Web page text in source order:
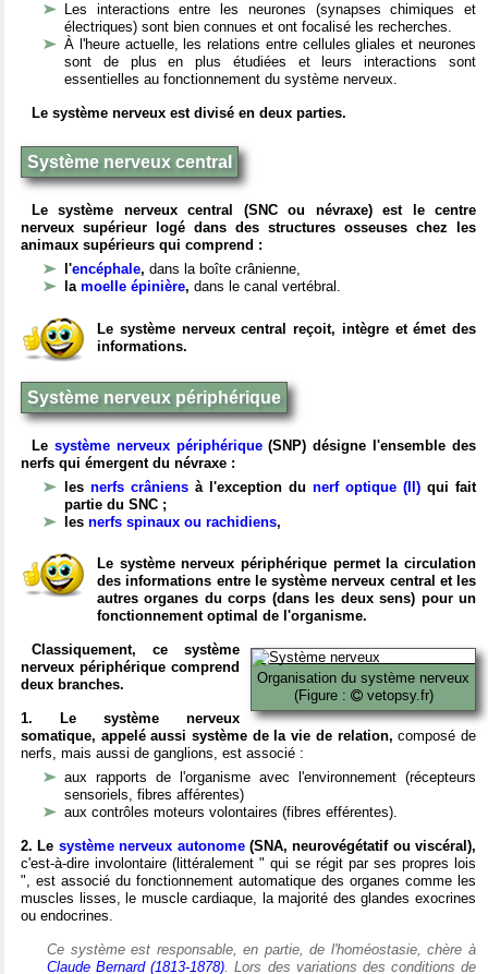
Les interactions entre les neurones (synapses chimiques et
électriques) sont bien connues et ont focalisé les recherches.
À l'heure actuelle, les relations entre cellules gliales et neurones
sont de plus en plus étudiées et leurs interactions sont
essentielles au fonctionnement du système nerveux.
Le système nerveux est divisé en deux parties.
Système nerveux central
Le système nerveux central (SNC ou névraxe) est le centre
nerveux supérieur logé dans des structures osseuses chez les
animaux supérieurs qui comprend :
l'encéphale, dans la boîte crânienne,
la moelle épinière, dans le canal vertébral.
Le système nerveux central reçoit, intègre et émet des
informations.
Système nerveux périphérique
Le système nerveux périphérique(SNP) désigne l'ensemble des
nerfs qui émergent du névraxe :
les nerfs crâniens à l'exception du nerf optique (II) qui fait
partie du SNC ;
les nerfs spinaux ou rachidiens,
Le système nerveux périphérique permet la circulation
des informations entre le système nerveux central et les
autres organes du corps (dans les deux sens) pour un
fonctionnement optimal de l'organisme.
Organisation du système nerveux
(Figure :
vetopsy.fr)
Classiquement, ce système
nerveux périphérique comprend
deux branches.
1. Le système nerveux
somatique, appelé aussi système de la vie de relation, composé de
nerfs, mais aussi de ganglions, est associé :
aux rapports de l'organisme avec l'environnement (récepteurs
sensoriels, fibres afférentes)
aux contrôles moteurs volontaires (fibres efférentes).
2. Le système nerveux autonome(SNA, neurovégétatif ou viscéral),
c'est-à-dire involontaire (littéralement " qui se régit par ses propres lois
", est associé du fonctionnement automatique des organes comme les
muscles lisses, le muscle cardiaque, la majorité des glandes exocrines
ou endocrines.
Ce système est responsable, en partie, de l'homéostasie, chère à
Claude Bernard (1813-1878). Lors des variations des conditions de